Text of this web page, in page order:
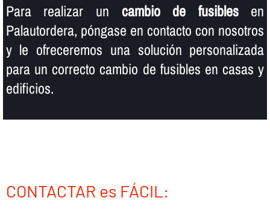
Para realizar un cambio de fusiblesen
Palautordera, póngase en contacto con nosotros
y le ofreceremos una solución personalizada
para un correcto cambio de fusibles en casas y
edificios.
CONTACTAR es FÁCIL: